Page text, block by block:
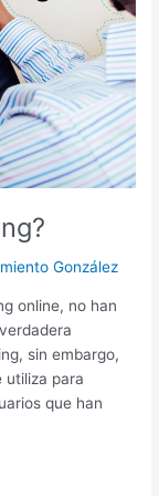
González
online, no han
sin embargo,
utiliza para
que han